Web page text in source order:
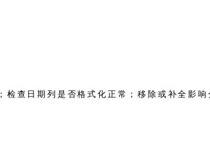
；检查日期列是否格式化正常；移除或补全影响